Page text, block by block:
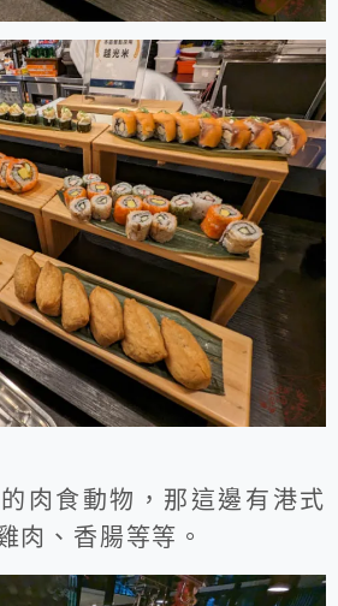
肉食動物，那這邊有港式
肉、香腸等等。